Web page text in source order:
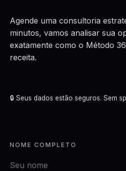
Agende uma consultoria
minutos, vamos analisar sua
exatamente como o Método
receita.
🔒 Seus dados estão seguros. Sem
NOME COMPLETO